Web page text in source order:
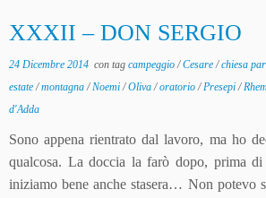
XXXII – DON SERGIO
24 Dicembre 2014 con tag campeggio/Cesare/chiesa
estate/montagna/Noemi/Oliva/oratorio/Presepi/
d'Adda
Sono appena rientrato dal lavoro, ma ho
qualcosa. La doccia la farò dopo, prima
iniziamo bene anche stasera… Non potevo